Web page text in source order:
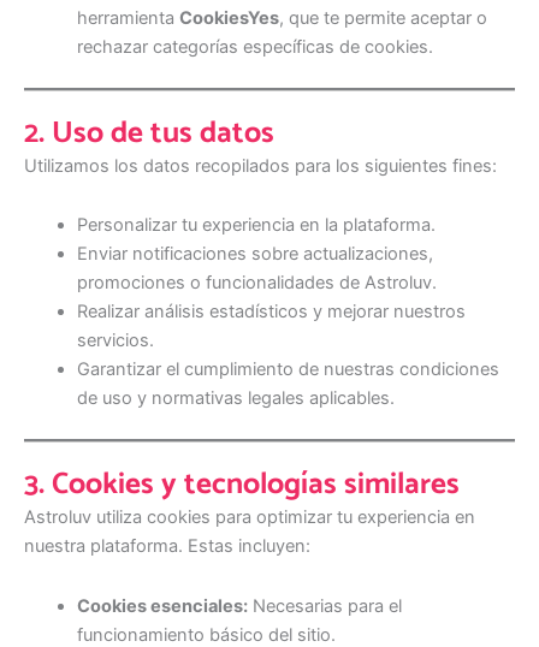
herramienta CookiesYes, que te permite aceptar o
rechazar categorías específicas de cookies.
2. Uso de tus datos
Utilizamos los datos recopilados para los siguientes fines:
Personalizar tu experiencia en la plataforma.
Enviar notificaciones sobre actualizaciones,
promociones o funcionalidades de Astroluv.
Realizar análisis estadísticos y mejorar nuestros
servicios.
Garantizar el cumplimiento de nuestras condiciones
de uso y normativas legales aplicables.
3. Cookies y tecnologías similares
Astroluv utiliza cookies para optimizar tu experiencia en
nuestra plataforma. Estas incluyen:
Cookies esenciales:Necesarias para el
funcionamiento básico del sitio.